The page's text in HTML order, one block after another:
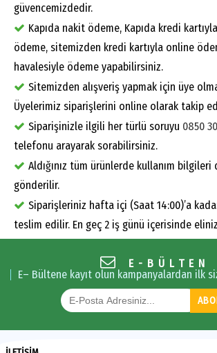
güvencemizdedir.
Kapıda nakit ödeme, Kapıda kredi kartıyla
ödeme, sitemizden kredi kartıyla online
havalesiyle ödeme yapabilirsiniz.
Sitemizden alışveriş yapmak için üye
Üyelerimiz siparişlerini online olarak takip
Siparişinizle ilgili her türlü soruyu 0850
telefonu arayarak sorabilirsiniz.
Aldığınız tüm ürünlerde kullanım bilgileri
gönderilir.
Siparişleriniz hafta içi (Saat 14:00)’a
teslim edilir. En geç 2 iş günü içerisinde
E-BÜLTEN
E– Bültene kayıt olun kampanyalardan ilk